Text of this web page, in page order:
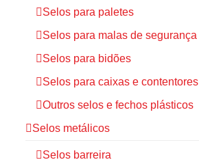
Selos para paletes
Selos para malas de segurança
Selos para bidões
Selos para caixas e contentores
Outros selos e fechos plásticos
Selos metálicos
Selos barreira